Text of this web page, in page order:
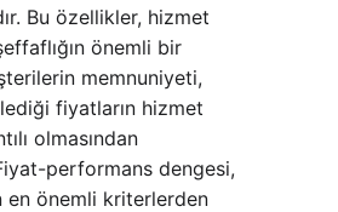
Bu özellikler, hizmet
önemli bir
memnuniyeti,
fiyatların hizmet
olmasından
performans dengesi,
en önemli kriterlerden